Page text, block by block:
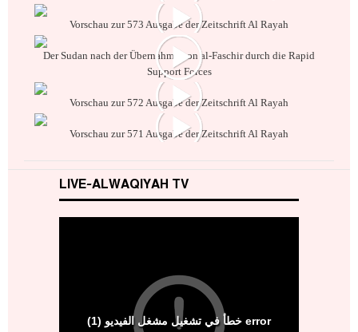
Vorschau zur 573 Ausgabe der Zeitschrift Al Rayah
Der Sudan nach der Übernahme von al-Faschir durch die Rapid
Support Forces
Vorschau zur 572 Ausgabe der Zeitschrift Al Rayah
Vorschau zur 571 Ausgabe der Zeitschrift Al Rayah
LIVE-ALWAQIYAH TV